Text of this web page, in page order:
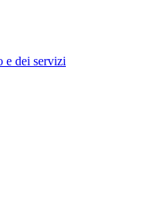
e dei servizi